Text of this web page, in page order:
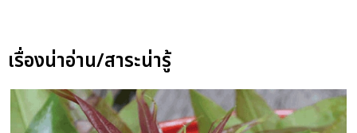
เรื่องน่าอ่าน/สาระน่ารู้